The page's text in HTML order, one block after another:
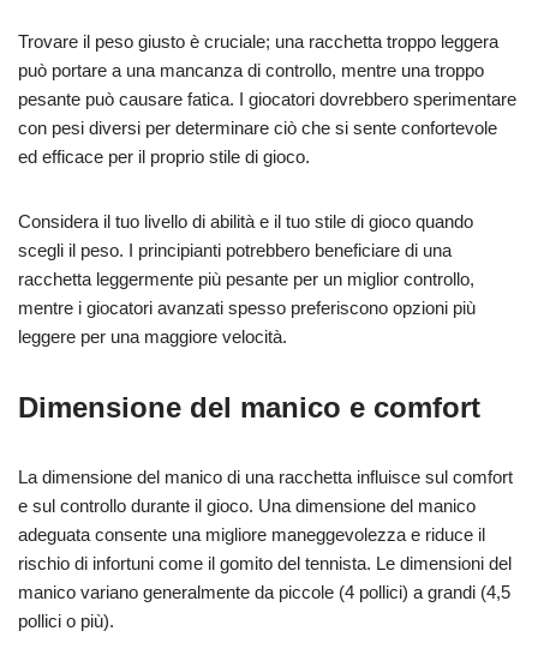
Trovare il peso giusto è cruciale; una racchetta troppo leggera
può portare a una mancanza di controllo, mentre una troppo
pesante può causare fatica. I giocatori dovrebbero sperimentare
con pesi diversi per determinare ciò che si sente confortevole
ed efficace per il proprio stile di gioco.
Considera il tuo livello di abilità e il tuo stile di gioco quando
scegli il peso. I principianti potrebbero beneficiare di una
racchetta leggermente più pesante per un miglior controllo,
mentre i giocatori avanzati spesso preferiscono opzioni più
leggere per una maggiore velocità.
Dimensione del manico e comfort
La dimensione del manico di una racchetta influisce sul comfort
e sul controllo durante il gioco. Una dimensione del manico
adeguata consente una migliore maneggevolezza e riduce il
rischio di infortuni come il gomito del tennista. Le dimensioni del
manico variano generalmente da piccole (4 pollici) a grandi (4,5
pollici o più).